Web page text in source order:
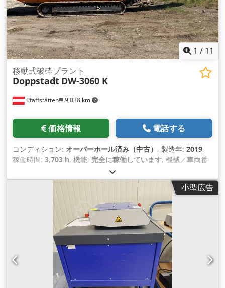
1 / 11
Pfaffstätten 9,038 km
移動式破砕プラント
Doppstadt DW-3060 K
価格情報 電話する
コンディション: オーバーホール済み（中古） , 製造年: 2019,
稼働時間: 3,703 h, 機能: 完全に稼働しています, 機械／車両番
, 総重量:30,000 kg（キログラム）
幅:2,500 mm, 輸送幅:2,500 mm, 最終オーバーホール年:
小型広告